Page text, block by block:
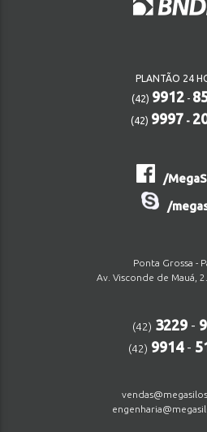
PLANTÃO 24
(42) 9912-
(42) 9997 -
/
/
Ponta Grossa -
Av. Visconde de Mauá,
(42) 3229 -
(42) 9914-